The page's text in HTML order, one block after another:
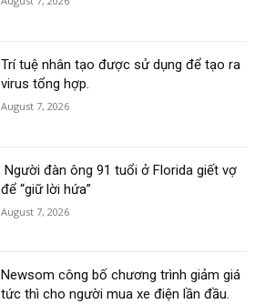
Trí tuệ nhân tạo được sử dụng để tạo ra
virus tổng hợp.
August 7, 2026
Người đàn ông 91 tuổi ở Florida giết vợ
để “giữ lời hứa”
August 7, 2026
Newsom công bố chương trình giảm giá
tức thì cho người mua xe điện lần đầu.